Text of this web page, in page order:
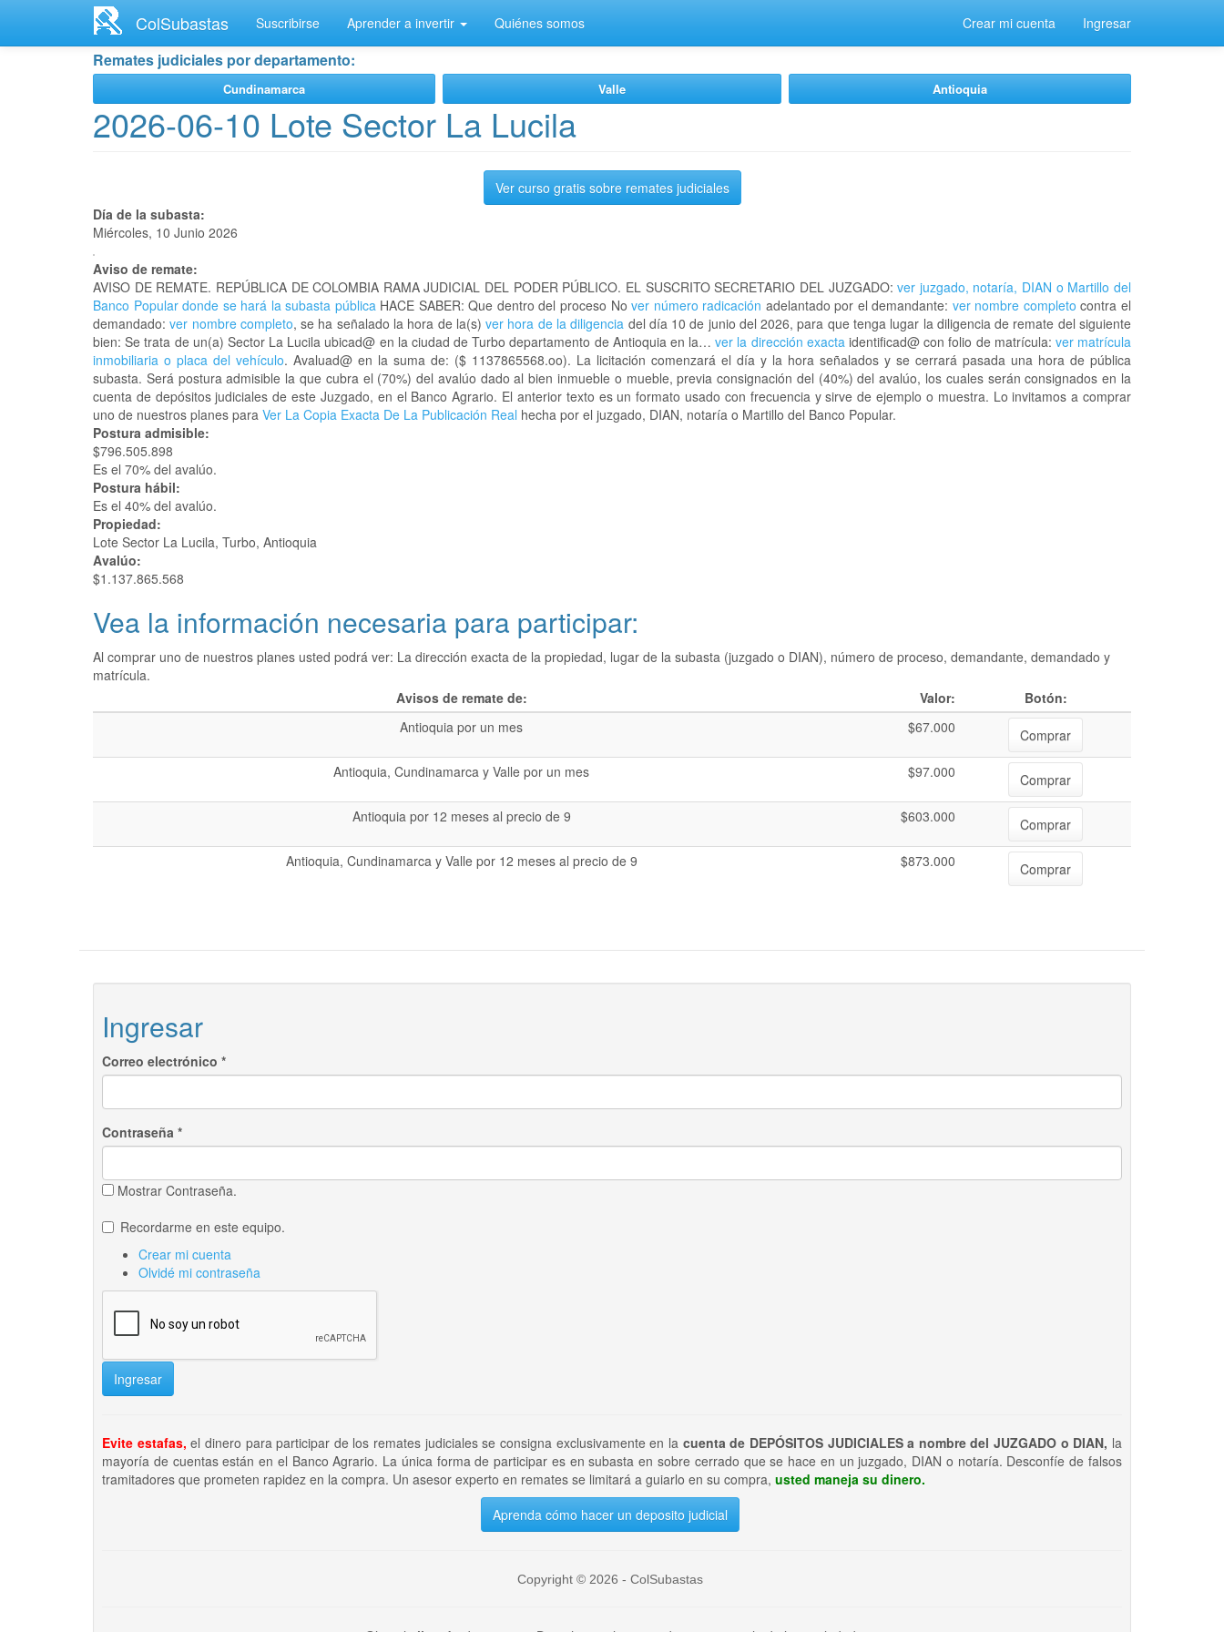
contenido
ColSubastas Suscribirse Aprender a invertir Quiénes somos Crear mi cuenta Ingresar
Remates judiciales por departamento:
Cundinamarca Valle Antioquia
2026-06-10 Lote Sector La Lucila
Ver curso gratis sobre remates judiciales
Día de la subasta:
Miércoles, 10 Junio 2026
Aviso de remate:
AVISO DE REMATE. REPÚBLICA DE COLOMBIA RAMA JUDICIAL DEL PODER PÚBLICO. EL SUSCRITO SECRETARIO DEL JUZGADO: ver juzgado, notaría, DIAN o Martillo del
Banco Popular donde se hará la subasta públicaHACE SABER: Que dentro del proceso Nover número radicación adelantado por el demandante: ver nombre completo contra el
demandado:ver nombre completo, se ha señalado la hora de la(s)ver hora de la diligencia del día 10 de junio del 2026, para que tenga lugar la diligencia de remate del siguiente
bien: Se trata de un(a) Sector La Lucila ubicad@ en la ciudad de Turbo departamento de Antioquia en la…ver la dirección exactaidentificad@ con folio de matrícula: ver matrícula
inmobiliaria o placa del vehículo. Avaluad@ en la suma de: ($ 1137865568.oo). La licitación comenzará el día y la hora señalados y se cerrará pasada una hora de pública
subasta. Será postura admisible la que cubra el (70%) del avalúo dado al bien inmueble o mueble, previa consignación del (40%) del avalúo, los cuales serán consignados en la
cuenta de depósitos judiciales de este Juzgado, en el Banco Agrario. El anterior texto es un formato usado con frecuencia y sirve de ejemplo o muestra. Lo invitamos a comprar
uno de nuestros planes para Ver La Copia Exacta De La Publicación Real hecha por el juzgado, DIAN, notaría o Martillo del Banco Popular.
Postura admisible:
$796.505.898
Es el 70% del avalúo.
Postura hábil:
Es el 40% del avalúo.
Propiedad:
Lote Sector La Lucila, Turbo, Antioquia
Avalúo:
$1.137.865.568
Vea la información necesaria para participar:
Al comprar uno de nuestros planes usted podrá ver: La dirección exacta de la propiedad, lugar de la subasta (juzgado o DIAN), número de proceso, demandante, demandado y
matrícula.
Avisos de remate de:
Valor:
Botón:
Antioquia por un mes
$67.000
Comprar
Antioquia, Cundinamarca y Valle por un mes
$97.000
Comprar
Antioquia por 12 meses al precio de 9
$603.000
Comprar
Antioquia, Cundinamarca y Valle por 12 meses al precio de 9
$873.000 Comprar
Ingresar
Correo electrónico *
Contraseña *
Mostrar Contraseña.
Recordarme en este equipo.
Crear mi cuenta
Olvidé mi contraseña
Ingresar
Evite estafas, el dinero para participar de los remates judiciales se consigna exclusivamente en lacuenta de DEPÓSITOS JUDICIALES a nombre del JUZGADO o DIAN, la
mayoría de cuentas están en el Banco Agrario. La única forma de participar es en subasta en sobre cerrado que se hace en un juzgado, DIAN o notaría. Desconfíe de falsos
tramitadores que prometen rapidez en la compra. Un asesor experto en remates se limitará a guiarlo en su compra, usted maneja su dinero.
Aprenda cómo hacer un deposito judicial
Copyright © 2026 - ColSubastas